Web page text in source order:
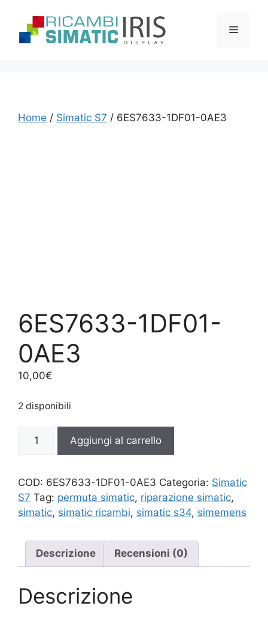
contenuto
Menu
Home / Simatic S7 / 6ES7633-1DF01-0AE3
6ES7633-1DF01-
0AE3
10,00€
2 disponibili
1DF01-
quantità
Aggiungi al carrello
COD: 6ES7633-1DF01-0AE3 Categoria: Simatic
S7 Tag: permuta simatic, riparazione simatic,
simatic, simatic ricambi, simatic s34, simemens
Descrizione Recensioni (0)
Descrizione